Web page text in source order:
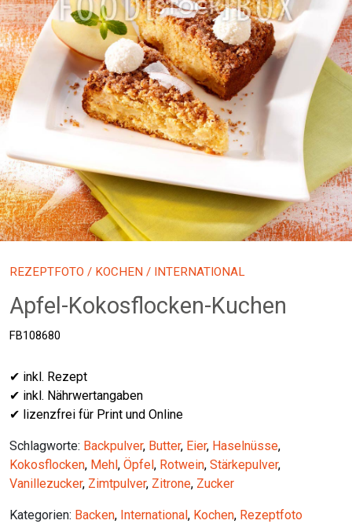
REZEPTFOTO / KOCHEN / INTERNATIONAL
Apfel-Kokosflocken-Kuchen
FB108680
✔ inkl. Rezept
✔ inkl. Nährwertangaben
✔ lizenzfrei für Print und Online
Schlagworte: Backpulver, Butter, Eier, Haselnüsse,
Kokosflocken, Mehl , Öpfel , Rotwein, Stärkepulver,
Vanillezucker, Zimtpulver, Zitrone, Zucker
Kategorien: Backen, International , Kochen, Rezeptfoto